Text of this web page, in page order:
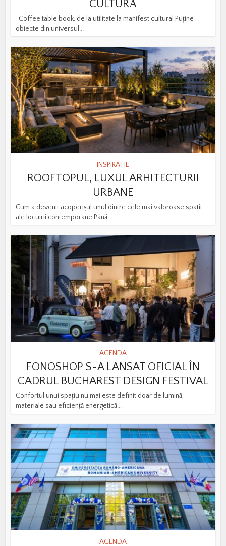
CULTURĂ
Coffee table book, de la utilitate la manifest cultural Puține
obiecte din universul...
INSPIRATIE
ROOFTOPUL, LUXUL ARHITECTURII
URBANE
Cum a devenit acoperișul unul dintre cele mai valoroase spații
ale locuirii contemporane Până...
AGENDA
FONOSHOP S-A LANSAT OFICIAL ÎN
CADRUL BUCHAREST DESIGN FESTIVAL
Confortul unui spațiu nu mai este definit doar de lumină,
materiale sau eficiență energetică...
AGENDA